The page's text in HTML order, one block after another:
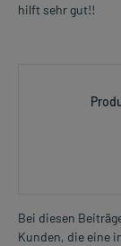
hilft sehr gut!!
Bei diesen
Kunden, die eine